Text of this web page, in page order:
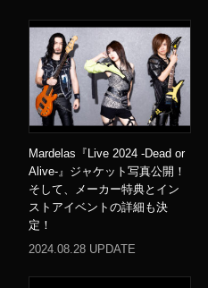
Mardelas『Live 2024 -Dead or
Alive-』ジャケット写真公開！
そして、メーカー特典とイン
ストアイベントの詳細も決
定！
2024.08.28 UPDATE